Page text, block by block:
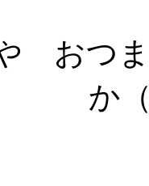
おつ
か